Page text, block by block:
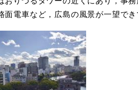
面電車など，広島の風景が一望で